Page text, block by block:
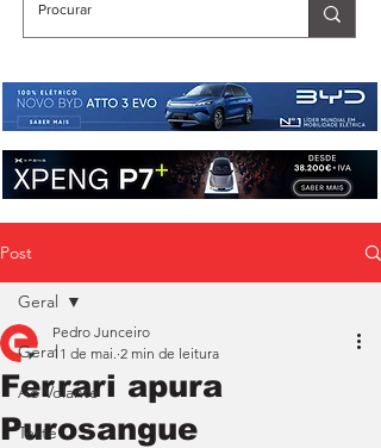
Post
Geral
Ao Volante
Teste
Geral
Ferrari apura
Purosangue
Pedro Junceiro
11 de mai. 2 min de leitura